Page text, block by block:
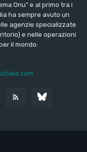
Onu” e al primo tra i
ha sempre avuto un
agenzie specializzate
e nelle operazioni
il mondo.